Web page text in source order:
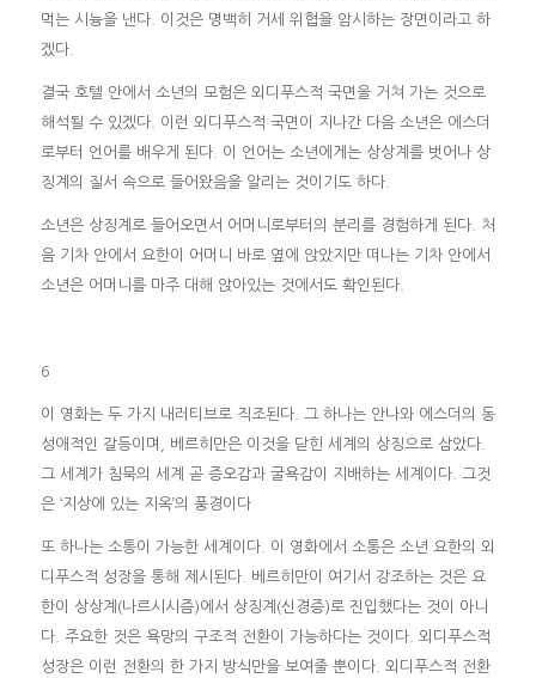
먹는 시늉을 낸다. 이것은 명백히 거세 위협을 암시하는 장면이라고 하
겠다.
결국 호텔 안에서 소년의 모험은 외디푸스적 국면을 거쳐 가는 것으로
해석될 수 있겠다. 이런 외디푸스적 국면이 지나간 다음 소년은 에스더
로부터 언어를 배우게 된다. 이 언어는 소년에게는 상상계를 벗어나 상
징계의 질서 속으로 들어왔음을 알리는 것이기도 하다.
소년은 상징계로 들어오면서 어머니로부터의 분리를 경험하게 된다. 처
음 기차 안에서 요한이 어머니 바로 옆에 앉았지만 떠나는 기차 안에서
소년은 어머니를 마주 대해 앉아있는 것에서도 확인된다.
6
이 영화는 두 가지 내러티브로 직조된다. 그 하나는 안나와 에스더의 동
성애적인 갈등이며, 베르히만은 이것을 닫힌 세계의 상징으로 삼았다.
그 세계가 침묵의 세계 곧 증오감과 굴욕감이 지배하는 세계이다. 그것
은 ‘지상에 있는 지옥’의 풍경이다
또 하나는 소통이 가능한 세계이다. 이 영화에서 소통은 소년 요한의 외
디푸스적 성장을 통해 제시된다. 베르히만이 여기서 강조하는 것은 요
한이 상상계(나르시시즘)에서 상징계(신경증)로 진입했다는 것이 아니
다. 주요한 것은 욕망의 구조적 전환이 가능하다는 것이다. 외디푸스적
성장은 이런 전환의 한 가지 방식만을 보여줄 뿐이다. 외디푸스적 전환